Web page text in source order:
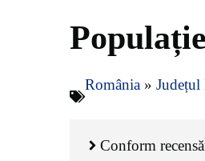
România » Județul
Conform